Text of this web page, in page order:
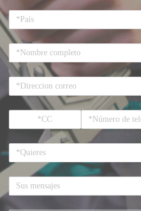
*País
*Quieres